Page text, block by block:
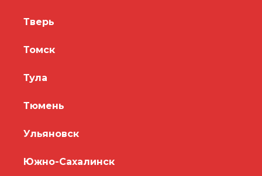
Тверь
Томск
Тула
Тюмень
Ульяновск
Южно-Сахалинск